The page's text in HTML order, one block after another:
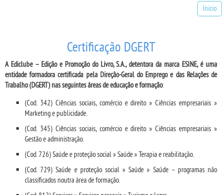
Inicio
Certificação DGERT
A Ediclube – Edição e Promoção do Livro, S.A., detentora da marca ESINE, é uma
entidade formadora certificada pela Direção-Geral do Emprego e das Relações de
Trabalho (DGERT) nas seguintes áreas de educação e formação:
(Cod. 342) Ciências sociais, comércio e direito » Ciências empresariais »
Marketing e publicidade.
(Cod. 345) Ciências sociais, comércio e direito » Ciências empresariais »
Gestão e administração.
(Cod. 726) Saúde e proteção social » Saúde » Terapia e reabilitação.
(Cod. 729) Saúde e proteção social » Saúde » Saúde – programas não
classificados noutra área de formação.